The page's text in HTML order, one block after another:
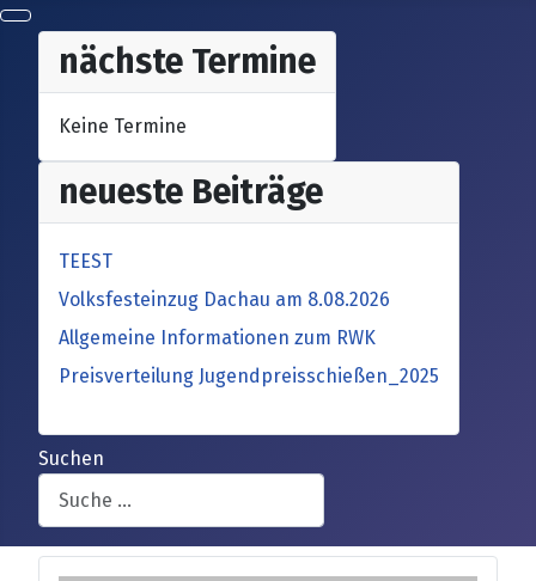
nächste Termine
Keine Termine
neueste Beiträge
TEEST
Volksfesteinzug Dachau am 8.08.2026
Allgemeine Informationen zum RWK
Preisverteilung Jugendpreisschießen_2025
Suchen